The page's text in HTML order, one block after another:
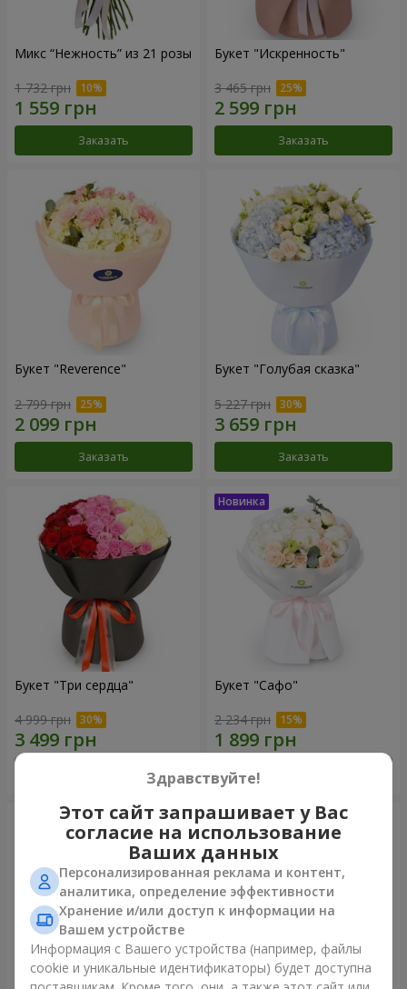
Микс “Нежность” из 21 розы
1 732 грн
Заказать
Букет "Искренность"
3 465 грн
Заказать
Букет "Reverence"
2 799 грн
Заказать
Букет "Голубая сказка"
5 227 грн
Заказать
Букет "Три сердца"
4 999 грн
Букет "Сафо"
2 234 грн
Здравствуйте!
Этот сайт запрашивает у Вас
согласие на использование
Ваших данных
Персонализированная реклама и контент,
аналитика, определение эффективности
Хранение и/или доступ к информации на
Вашем устройстве
Информация с Вашего устройства (например, файлы
cookie и уникальные идентификаторы) будет доступна